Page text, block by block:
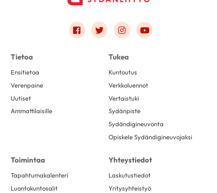
Link to facebook
Link to twitter
Link to instagram
Link to youtube
Tietoa
Ensitietoa
Verenpaine
Uutiset
Ammattilaisille
Tukea
Kuntoutus
Verkkoluennot
Vertaistuki
Sydänpiste
Sydändigineuvonta
Opiskele Sydändigineuvojaksi
Toimintaa
Tapahtumakalenteri
Luontokuntosalit
Yhteystiedot
Laskutustiedot
Yritysyhteistyö